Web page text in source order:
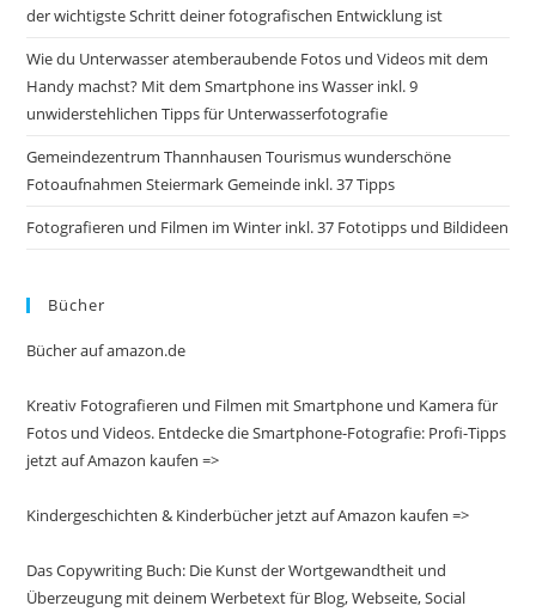
der wichtigste Schritt deiner fotografischen Entwicklung ist
Wie du Unterwasser atemberaubende Fotos und Videos mit dem
Handy machst? Mit dem Smartphone ins Wasser inkl. 9
unwiderstehlichen Tipps für Unterwasserfotografie
Gemeindezentrum Thannhausen Tourismus wunderschöne
Fotoaufnahmen Steiermark Gemeinde inkl. 37 Tipps
Fotografieren und Filmen im Winter inkl. 37 Fototipps und Bildideen
Bücher
Bücher auf amazon.de
Kreativ Fotografieren und Filmen mit Smartphone und Kamera für
Fotos und Videos. Entdecke die Smartphone-Fotografie: Profi-Tipps
jetzt auf Amazon kaufen =>
Kindergeschichten & Kinderbücher jetzt auf Amazon kaufen =>
Das Copywriting Buch: Die Kunst der Wortgewandtheit und
Überzeugung mit deinem Werbetext für Blog, Webseite, Social